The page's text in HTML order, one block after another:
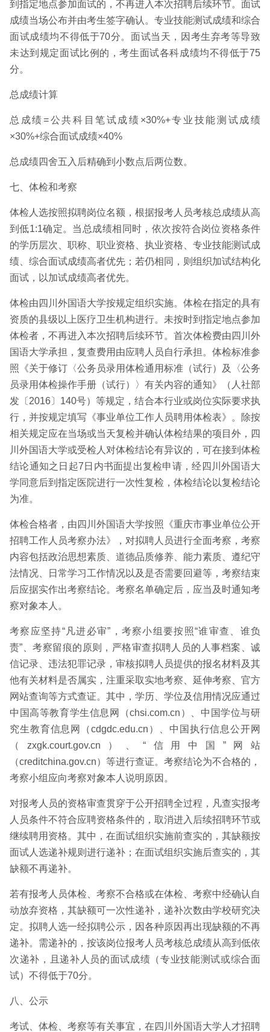
到指定地点参加面试的，不再进入本次招聘后续环节。面试
成绩当场公布并由考生签字确认。专业技能测试成绩和综合
面试成绩均不得低于70分。面试当天，因考生弃考等导致
未达到规定面试比例的，考生面试各科成绩均不得低于75
分。
总成绩计算
总成绩=公共科目笔试成绩×30%+专业技能测试成绩
×30%+综合面试成绩×40%
总成绩四舍五入后精确到小数点后两位数。
七、体检和考察
体检人选按照拟聘岗位名额，根据报考人员考核总成绩从高
到低1:1确定。当总成绩相同时，依次按符合岗位资格条件
的学历层次、职称、职业资格、执业资格、专业技能测试成
绩、综合面试成绩高者优先；若仍相同，则组织加试结构化
面试，以加试成绩高者优先。
体检由四川外国语大学按规定组织实施。体检在指定的具有
资质的县级以上医疗卫生机构进行。未按时到指定地点参加
体检者，不再进入本次招聘后续环节。首次体检费由四川外
国语大学承担，复查费用由应聘人员自行承担。体检标准参
照《关于修订〈公务员录用体检通用标准（试行）及〈公务
员录用体检操作手册（试行）〉有关内容的通知》（人社部
发〔2016〕140号）等规定，结合本行业或岗位实际要求执
行，并按规定填写《事业单位工作人员聘用体检表》。除按
相关规定应在当场或当天复检并确认体检结果的项目外，四
川外国语大学或受检人对体检结论有异议的，可在接到体检
结论通知之日起7日内书面提出复检申请，经四川外国语大
学同意后到指定医院进行一次性复检，体检结论以复检结论
为准。
体检合格者，由四川外国语大学按照《重庆市事业单位公开
招聘工作人员考察办法》，对拟聘人员进行全面考察，考察
内容包括政治思想素质、道德品质修养、能力素质、遵纪守
法情况、日常学习工作情况以及是否需要回避等，考察结束
后应据实作出考察结论。考察名单确定后，应当及时通知考
察对象本人。
考察应坚持“凡进必审”，考察小组要按照“谁审查、谁负
责”、考察留痕的原则，严格审查拟聘人员的人事档案、诚
信记录、违法犯罪记录，审核拟聘人员提供的报名材料及其
他有关材料是否属实，注重采取实地考察、延伸考察、官方
网站查询等方式查证。其中，学历、学位及信用情况应通过
中国高等教育学生信息网（chsi.com.cn）、中国学位与研
究生教育信息网（cdgdc.edu.cn）、中国执行信息公开网
（zxgk.court.gov.cn）、“信用中国”网站
（creditchina.gov.cn）等进行查证。考察结论为不合格的，
考察小组应向考察对象本人说明原因。
对报考人员的资格审查贯穿于公开招聘全过程，凡查实报考
人员条件不符合应聘资格条件的，取消进入后续招聘环节或
继续聘用资格。其中，在面试组织实施前查实的，其缺额按
面试人选递补规则进行递补；在面试组织实施后查实的，其
缺额不再递补。
若有报考人员体检、考察不合格或在体检、考察中经确认自
动放弃资格，其缺额可一次性递补，递补次数由学校研究决
定。拟聘人选一经拟聘公示，因各种原因再出现缺额的不再
递补。需递补的，按该岗位报考人员考核总成绩从高到低依
次递补，且递补人员的面试成绩（专业技能测试或综合面
试）不得低于70分。
八、公示
考试、体检、考察等有关事宜，在四川外国语大学人才招聘